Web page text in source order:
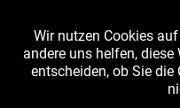
Wir nutzen Cookies
andere uns helfen,
entscheiden, ob Sie